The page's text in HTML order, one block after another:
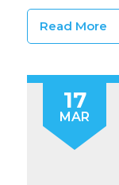
Read More
17
MAR